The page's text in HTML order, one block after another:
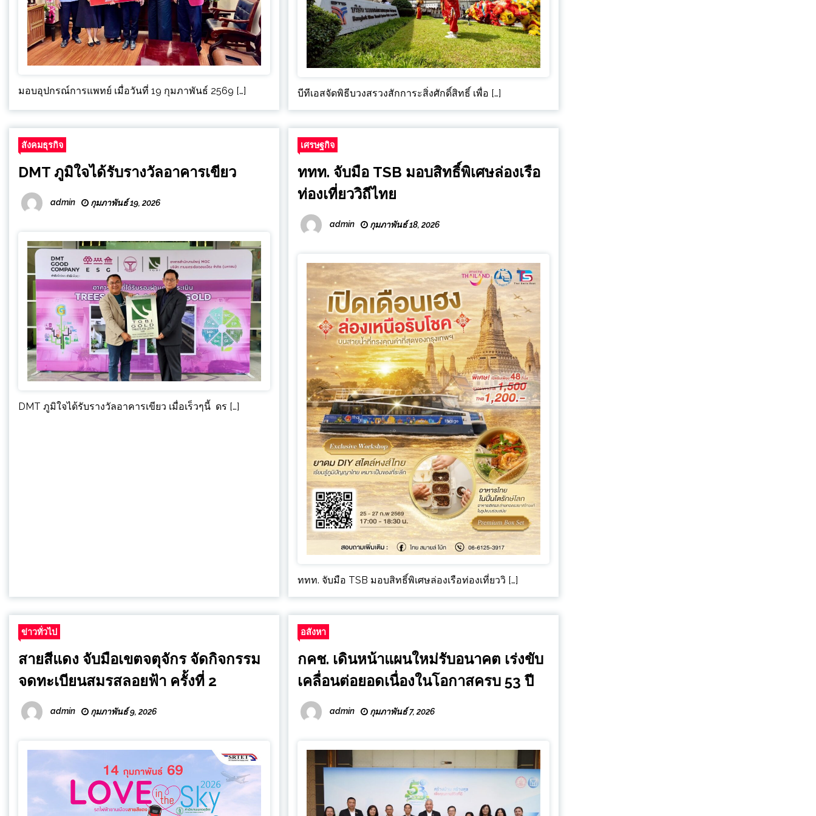
มอบอุปกรณ์การแพทย์ เมื่อวันที่ 19 กุมภาพันธ์ 2569 […] บีทีเอสจัดพิธีบวงสรวงสักการะสิ่งศักดิ์สิทธิ์ เพื่อ […]
สังคมธุรกิจ
DMT ภูมิใจได้รับรางวัลอาคารเขียว
admin กุมภาพันธ์ 19, 2026
DMT ภูมิใจได้รับรางวัลอาคารเขียว เมื่อเร็วๆนี้ ดร […]
เศรษฐกิจ
ททท. จับมือ TSB มอบสิทธิ์พิเศษล่องเรือ
ท่องเที่ยววิถีไทย
admin กุมภาพันธ์ 18, 2026
ททท. จับมือ TSB มอบสิทธิ์พิเศษล่องเรือท่องเที่ยววิ […]
ข่าวทั่วไป
สายสีแดง จับมือเขตจตุจักร จัดกิจกรรม
จดทะเบียนสมรสลอยฟ้า ครั้งที่ 2
admin กุมภาพันธ์ 9, 2026
อสังหา
กคช. เดินหน้าแผนใหม่รับอนาคต เร่งขับ
เคลื่อนต่อยอดเนื่องในโอกาสครบ 53 ปี
admin กุมภาพันธ์ 7, 2026